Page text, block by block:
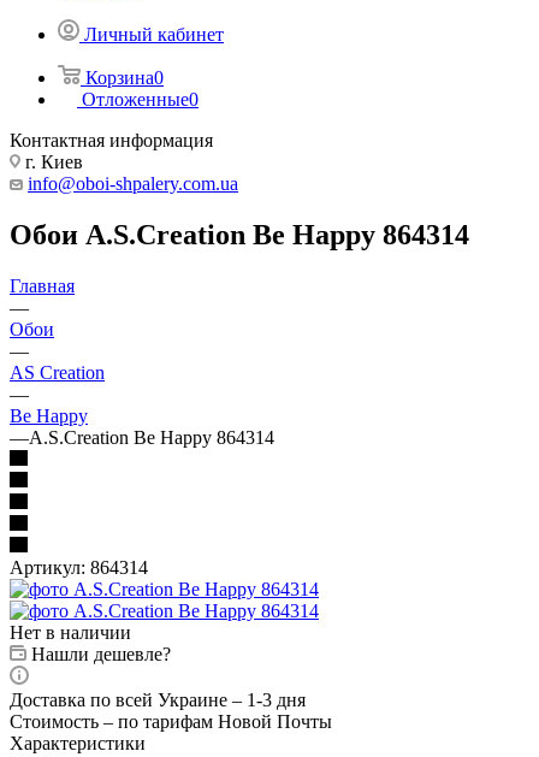
Личный кабинет
Корзина0
Отложенные0
Контактная информация
г. Киев
info@oboi-shpalery.com.ua
Обои A.S.Creation Be Happy 864314
Главная
—
Обои
—
AS Creation
—
Be Happy
—A.S.Creation Be Happy 864314
Артикул: 864314
Нет в наличии
Нашли дешевле?
Доставка по всей Украине – 1-3 дня
Стоимость – по тарифам Новой Почты
Характеристики